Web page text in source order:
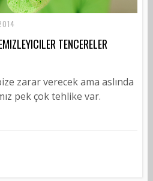
TENCERELER
zarar verecek ama aslında
pek çok tehlike var.